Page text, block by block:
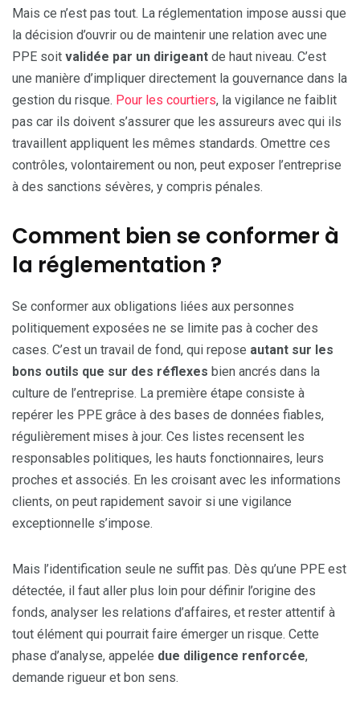
Mais ce n’est pas tout. La réglementation impose aussi que
la décision d’ouvrir ou de maintenir une relation avec une
PPE soit validée par un dirigeant de haut niveau. C’est
une manière d’impliquer directement la gouvernance dans la
gestion du risque. Pour les courtiers, la vigilance ne faiblit
pas car ils doivent s’assurer que les assureurs avec qui ils
travaillent appliquent les mêmes standards. Omettre ces
contrôles, volontairement ou non, peut exposer l’entreprise
à des sanctions sévères, y compris pénales.
Comment bien se conformer à
la réglementation ?
Se conformer aux obligations liées aux personnes
politiquement exposées ne se limite pas à cocher des
cases. C’est un travail de fond, qui repose autant sur les
bons outils que sur des réflexes bien ancrés dans la
culture de l’entreprise. La première étape consiste à
repérer les PPE grâce à des bases de données fiables,
régulièrement mises à jour. Ces listes recensent les
responsables politiques, les hauts fonctionnaires, leurs
proches et associés. En les croisant avec les informations
clients, on peut rapidement savoir si une vigilance
exceptionnelle s’impose.
Mais l’identification seule ne suffit pas. Dès qu’une PPE est
détectée, il faut aller plus loin pour définir l’origine des
fonds, analyser les relations d’affaires, et rester attentif à
tout élément qui pourrait faire émerger un risque. Cette
phase d’analyse, appelée due diligence renforcée,
demande rigueur et bon sens.